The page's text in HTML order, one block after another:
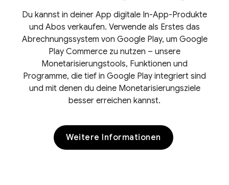
Du kannst in deiner App digitale In-App-Produkte
und Abos verkaufen. Verwende als Erstes das
Abrechnungssystem von Google Play, um Google
Play Commerce zu nutzen – unsere
Monetarisierungstools, Funktionen und
Programme, die tief in Google Play integriert sind
und mit denen du deine Monetarisierungsziele
besser erreichen kannst.
Weitere Informationen